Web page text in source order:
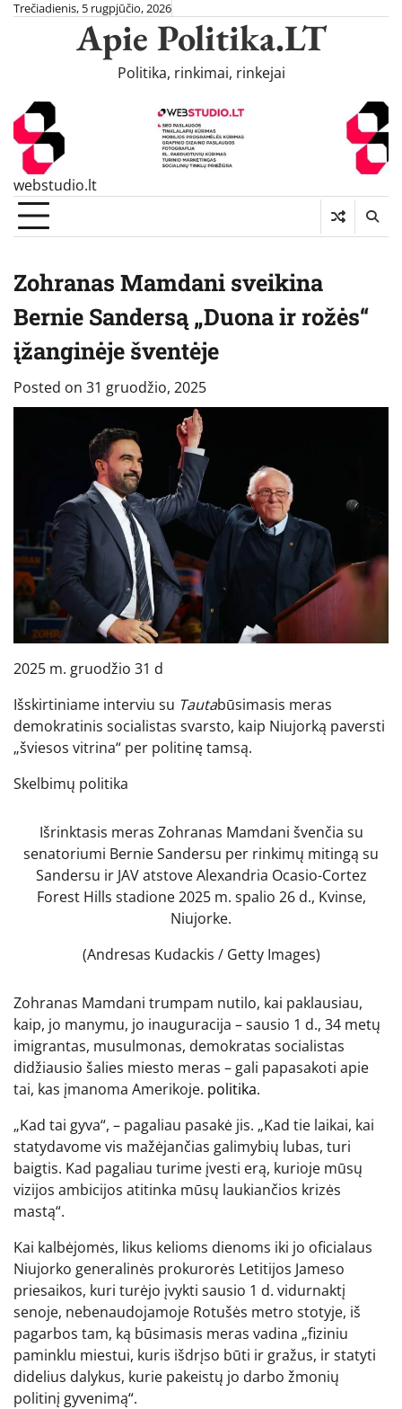
SkipTrečiadienis, 5 rugpjūčio, 2026
Apie Politika.LT
Politika, rinkimai, rinkejai
webstudio.lt
Zohranas Mamdani sveikina
Bernie Sandersą „Duona ir rožės“
įžanginėje šventėje
Posted on 31 gruodžio, 2025
2025 m. gruodžio 31 d
Išskirtiniame interviu su Tautabūsimasis meras
demokratinis socialistas svarsto, kaip Niujorką paversti
„šviesos vitrina“ per politinę tamsą.
Skelbimų politika
Išrinktasis meras Zohranas Mamdani švenčia su
senatoriumi Bernie Sandersu per rinkimų mitingą su
Sandersu ir JAV atstove Alexandria Ocasio-Cortez
Forest Hills stadione 2025 m. spalio 26 d., Kvinse,
Niujorke.
(Andresas Kudackis / Getty Images)
Zohranas Mamdani trumpam nutilo, kai paklausiau,
kaip, jo manymu, jo inauguracija – sausio 1 d., 34 metų
imigrantas, musulmonas, demokratas socialistas
didžiausio šalies miesto meras – gali papasakoti apie
tai, kas įmanoma Amerikoje. politika.
„Kad tai gyva“, – pagaliau pasakė jis. „Kad tie laikai, kai
statydavome vis mažėjančias galimybių lubas, turi
baigtis. Kad pagaliau turime įvesti erą, kurioje mūsų
vizijos ambicijos atitinka mūsų laukiančios krizės
mastą“.
Kai kalbėjomės, likus kelioms dienoms iki jo oficialaus
Niujorko generalinės prokurorės Letitijos Jameso
priesaikos, kuri turėjo įvykti sausio 1 d. vidurnaktį
senoje, nebenaudojamoje Rotušės metro stotyje, iš
pagarbos tam, ką būsimasis meras vadina „fiziniu
paminklu miestui, kuris išdrįso būti ir gražus, ir statyti
didelius dalykus, kurie pakeistų jo darbo žmonių
politinį gyvenimą“.